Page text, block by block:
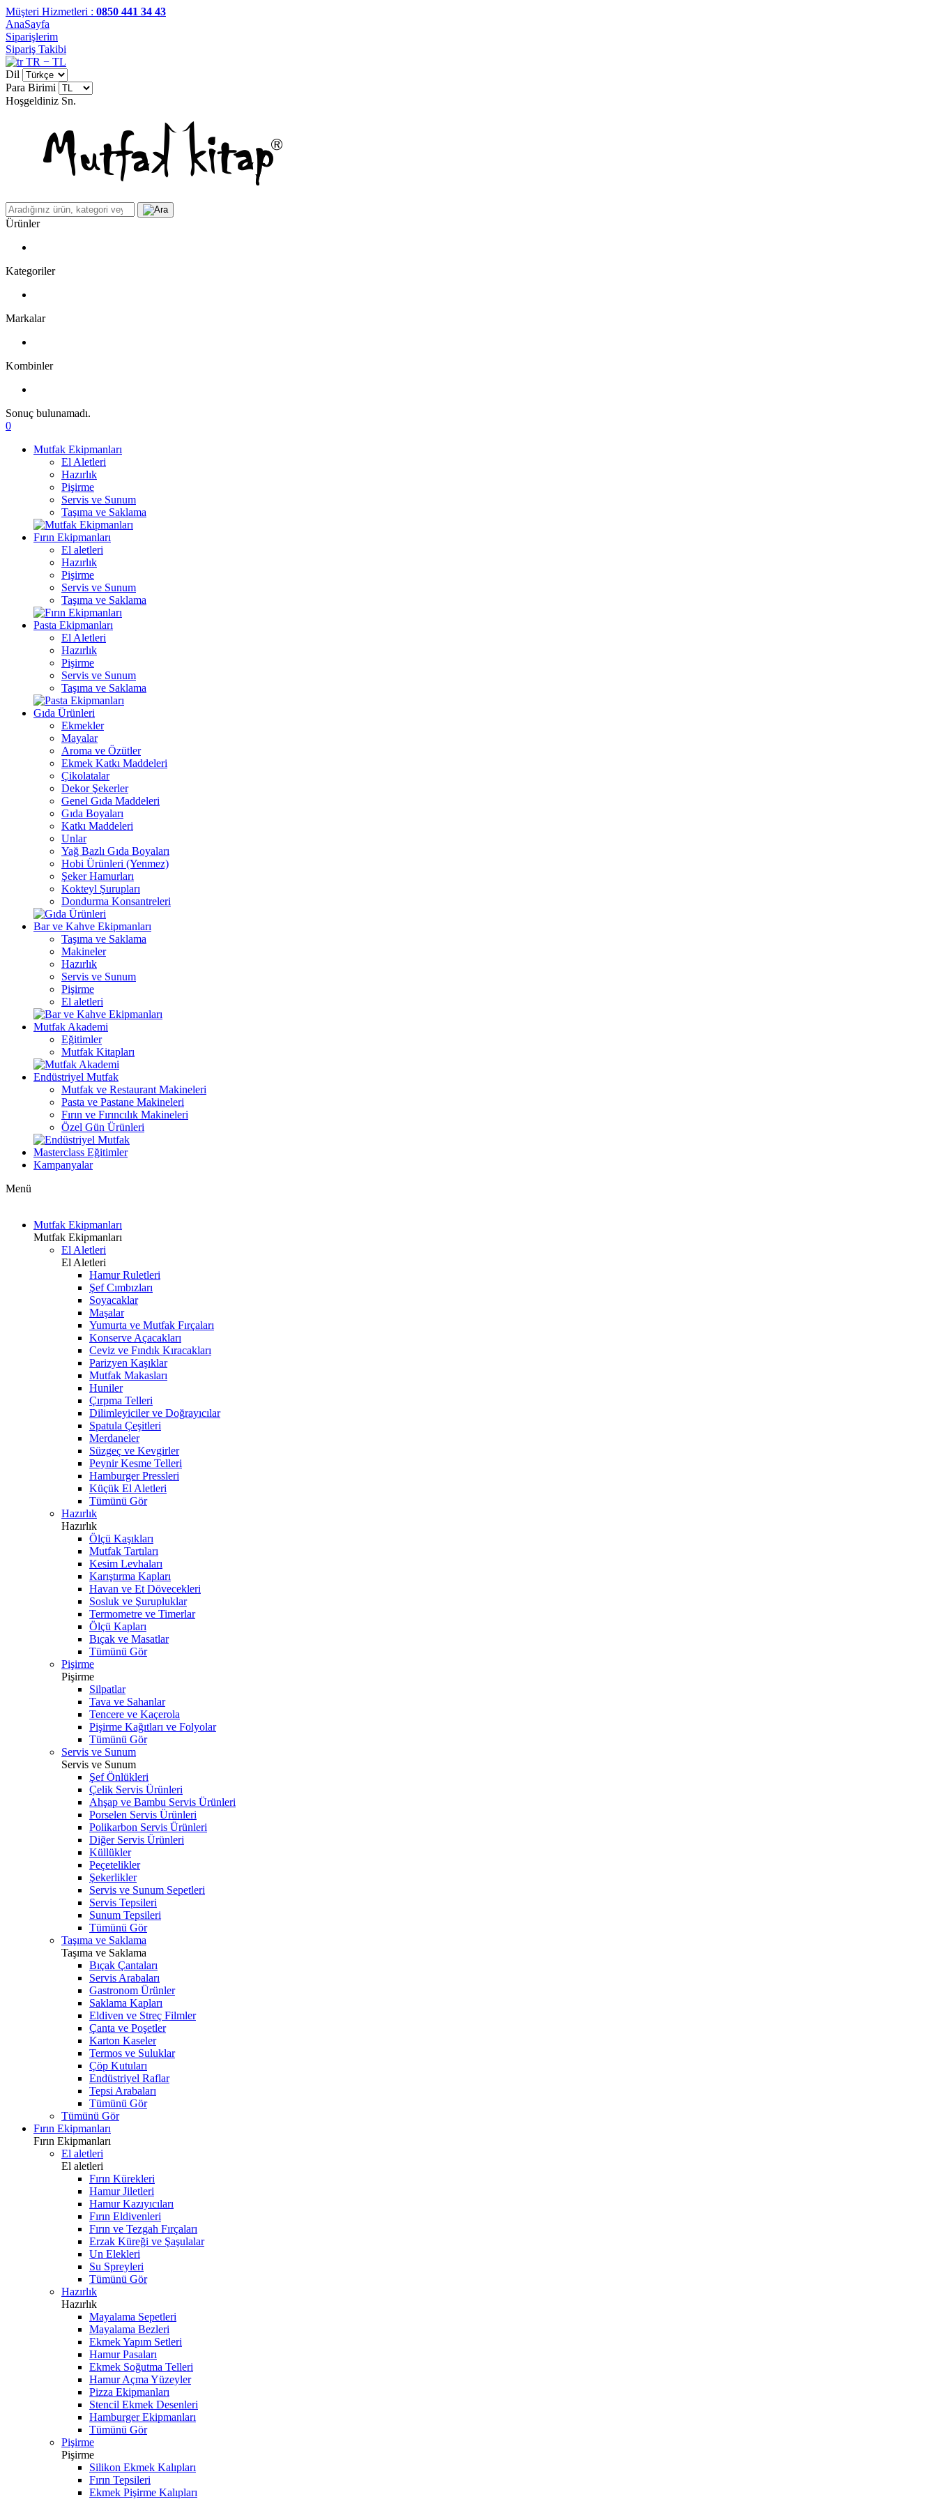
Müşteri Hizmetleri : 0850 441 34 43
AnaSayfa
Siparişlerim
Sipariş Takibi
TR − TL
Dil
Para Birimi
Hoşgeldiniz Sn.
Ürünler
Kategoriler
Markalar
Kombinler
Sonuç bulunamadı.
0
Mutfak Ekipmanları
El Aletleri
Hazırlık
Pişirme
Servis ve Sunum
Taşıma ve Saklama
Fırın Ekipmanları
El aletleri
Hazırlık
Pişirme
Servis ve Sunum
Taşıma ve Saklama
Pasta Ekipmanları
El Aletleri
Hazırlık
Pişirme
Servis ve Sunum
Taşıma ve Saklama
Gıda Ürünleri
Ekmekler
Mayalar
Aroma ve Özütler
Ekmek Katkı Maddeleri
Çikolatalar
Dekor Şekerler
Genel Gıda Maddeleri
Gıda Boyaları
Katkı Maddeleri
Unlar
Yağ Bazlı Gıda Boyaları
Hobi Ürünleri (Yenmez)
Şeker Hamurları
Kokteyl Şurupları
Dondurma Konsantreleri
Bar ve Kahve Ekipmanları
Taşıma ve Saklama
Makineler
Hazırlık
Servis ve Sunum
Pişirme
El aletleri
Mutfak Akademi
Eğitimler
Mutfak Kitapları
Endüstriyel Mutfak
Mutfak ve Restaurant Makineleri
Pasta ve Pastane Makineleri
Fırın ve Fırıncılık Makineleri
Özel Gün Ürünleri
Masterclass Eğitimler
Kampanyalar
Menü
Mutfak Ekipmanları
Mutfak Ekipmanları
El Aletleri
El Aletleri
Hamur Ruletleri
Şef Cımbızları
Soyacaklar
Maşalar
Yumurta ve Mutfak Fırçaları
Konserve Açacakları
Ceviz ve Fındık Kıracakları
Parizyen Kaşıklar
Mutfak Makasları
Huniler
Çırpma Telleri
Dilimleyiciler ve Doğrayıcılar
Spatula Çeşitleri
Merdaneler
Süzgeç ve Kevgirler
Peynir Kesme Telleri
Hamburger Pressleri
Küçük El Aletleri
Tümünü Gör
Hazırlık
Hazırlık
Ölçü Kaşıkları
Mutfak Tartıları
Kesim Levhaları
Karıştırma Kapları
Havan ve Et Dövecekleri
Sosluk ve Şurupluklar
Termometre ve Timerlar
Ölçü Kapları
Bıçak ve Masatlar
Tümünü Gör
Pişirme
Pişirme
Silpatlar
Tava ve Sahanlar
Tencere ve Kaçerola
Pişirme Kağıtları ve Folyolar
Tümünü Gör
Servis ve Sunum
Servis ve Sunum
Şef Önlükleri
Çelik Servis Ürünleri
Ahşap ve Bambu Servis Ürünleri
Porselen Servis Ürünleri
Polikarbon Servis Ürünleri
Diğer Servis Ürünleri
Küllükler
Peçetelikler
Şekerlikler
Servis ve Sunum Sepetleri
Servis Tepsileri
Sunum Tepsileri
Tümünü Gör
Taşıma ve Saklama
Taşıma ve Saklama
Bıçak Çantaları
Servis Arabaları
Gastronom Ürünler
Saklama Kapları
Eldiven ve Streç Filmler
Çanta ve Poşetler
Karton Kaseler
Termos ve Suluklar
Çöp Kutuları
Endüstriyel Raflar
Tepsi Arabaları
Tümünü Gör
Tümünü Gör
Fırın Ekipmanları
Fırın Ekipmanları
El aletleri
El aletleri
Fırın Kürekleri
Hamur Jiletleri
Hamur Kazıyıcıları
Fırın Eldivenleri
Fırın ve Tezgah Fırçaları
Erzak Küreği ve Şaşulalar
Un Elekleri
Su Spreyleri
Tümünü Gör
Hazırlık
Hazırlık
Mayalama Sepetleri
Mayalama Bezleri
Ekmek Yapım Setleri
Hamur Pasaları
Ekmek Soğutma Telleri
Hamur Açma Yüzeyler
Pizza Ekipmanları
Stencil Ekmek Desenleri
Hamburger Ekipmanları
Tümünü Gör
Pişirme
Pişirme
Silikon Ekmek Kalıpları
Fırın Tepsileri
Ekmek Pişirme Kalıpları